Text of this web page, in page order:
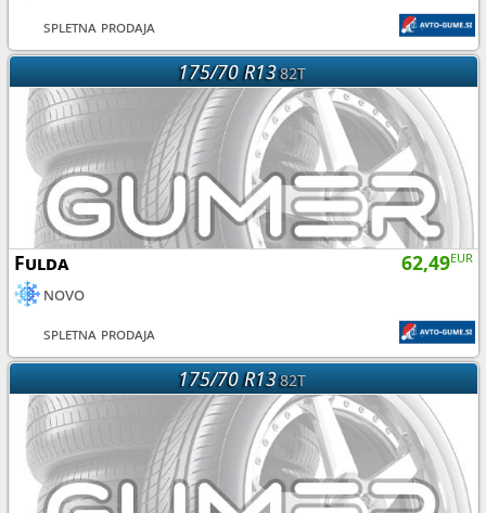
spletna prodaja
175/70 R1382T
62,49EUR
Fulda
novo
spletna prodaja
175/70 R1382T